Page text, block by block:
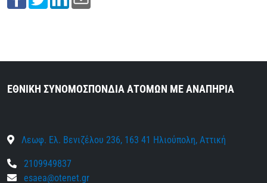
ΕΘΝΙΚΗ ΣΥΝΟΜΟΣΠΟΝΔΙΑ ΑΤΟΜΩΝ ΜΕ ΑΝΑΠΗΡΙΑ
Λεωφ. Ελ. Βενιζέλου 236, 163 41 Ηλιούπολη, Αττική
2109949837
esaea@otenet.gr